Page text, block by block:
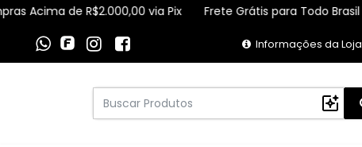
via Pix Frete Grátis para Todo Brasil Compras
Informações da Loja